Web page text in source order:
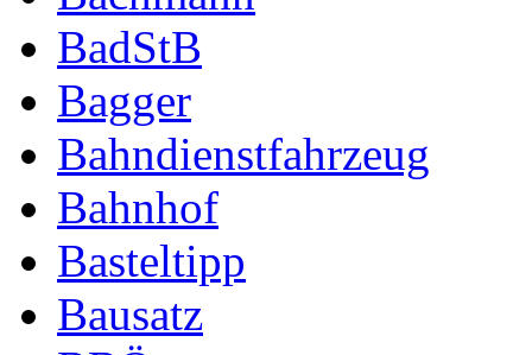
BadStB
Bagger
Bahndienstfahrzeug
Bahnhof
Basteltipp
Bausatz